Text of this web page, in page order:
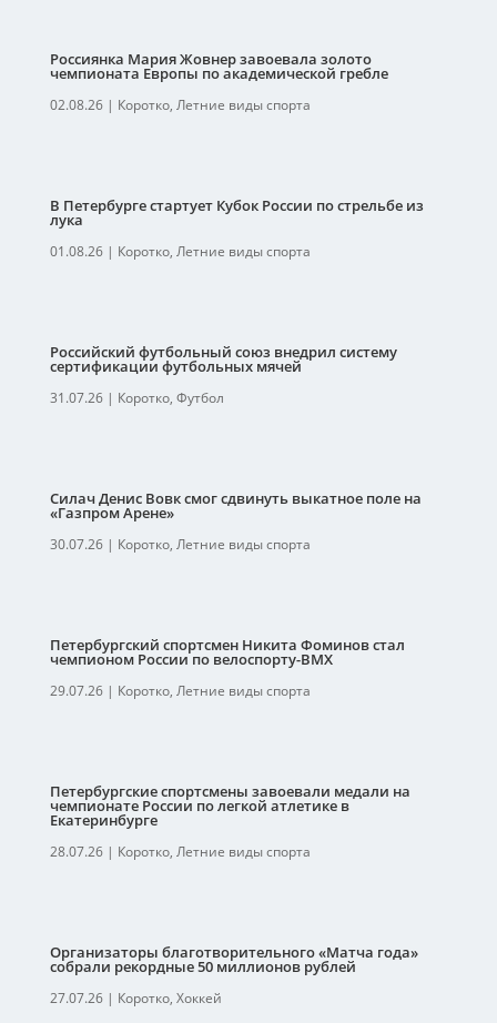
Россиянка Мария Жовнер завоевала золото
чемпионата Европы по академической гребле
02.08.26| Коротко, Летние виды спорта
В Петербурге стартует Кубок России по стрельбе из
лука
01.08.26| Коротко, Летние виды спорта
Российский футбольный союз внедрил систему
сертификации футбольных мячей
31.07.26| Коротко, Футбол
Силач Денис Вовк смог сдвинуть выкатное поле на
«Газпром Арене»
30.07.26| Коротко, Летние виды спорта
Петербургский спортсмен Никита Фоминов стал
чемпионом России по велоспорту-ВМХ
29.07.26| Коротко, Летние виды спорта
Петербургские спортсмены завоевали медали на
чемпионате России по легкой атлетике в
Екатеринбурге
28.07.26| Коротко, Летние виды спорта
Организаторы благотворительного «Матча года»
собрали рекордные 50 миллионов рублей
27.07.26| Коротко, Хоккей